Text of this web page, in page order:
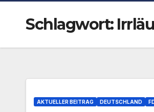
Schlagwort:
AKTUELLER BEITRAG DEUTSCHLAND